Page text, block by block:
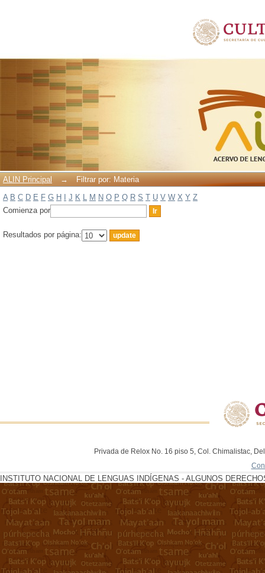
ALIN Principal →
Filtrar por: Materia
A B C D E F G H J K L M N O P Q R S T U V W X Y Z
Comienza por
Resultados por página:
Privada de Relox No. 16 piso 5, Col. Chimalistac,
INSTITUTO NACIONAL DE LENGUAS INDÍGENAS - ALGUNOS